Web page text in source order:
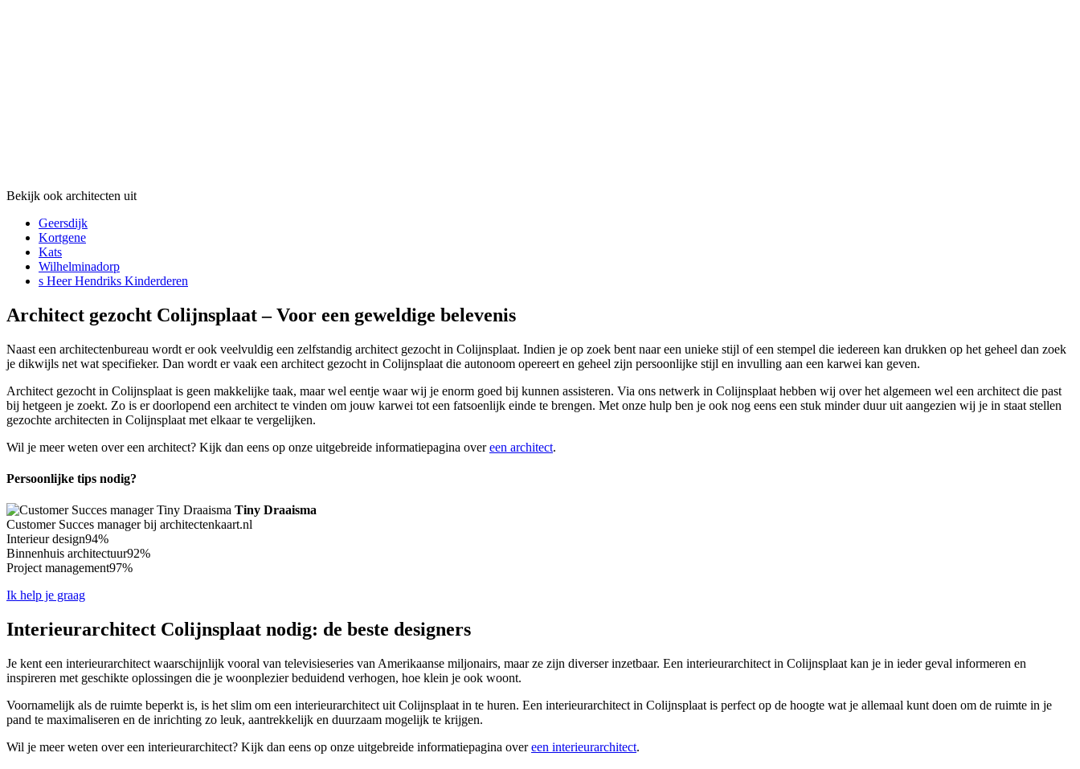
Bekijk ook architecten uit
Geersdijk
Kortgene
Kats
Wilhelminadorp
s Heer Hendriks Kinderderen
Architect gezocht Colijnsplaat – Voor een geweldige belevenis
Naast een architectenbureau wordt er ook veelvuldig een zelfstandig architect gezocht in Colijnsplaat. Indien je op zoek bent naar een unieke stijl of een stempel die iedereen kan drukken op het geheel dan zoek
je dikwijls net wat specifieker. Dan wordt er vaak een architect gezocht in Colijnsplaat die autonoom opereert en geheel zijn persoonlijke stijl en invulling aan een karwei kan geven.
Architect gezocht in Colijnsplaat is geen makkelijke taak, maar wel eentje waar wij je enorm goed bij kunnen assisteren. Via ons netwerk in Colijnsplaat hebben wij over het algemeen wel een architect die past
bij hetgeen je zoekt. Zo is er doorlopend een architect te vinden om jouw karwei tot een fatsoenlijk einde te brengen. Met onze hulp ben je ook nog eens een stuk minder duur uit aangezien wij je in staat stellen
gezochte architecten in Colijnsplaat met elkaar te vergelijken.
Wil je meer weten over een architect? Kijk dan eens op onze uitgebreide informatiepagina overeen architect.
Persoonlijke tips nodig?
Tiny Draaisma
Customer Succes manager bij architectenkaart.nl
Interieur design94%
Binnenhuis architectuur92%
Project management97%
Ik help je graag
Interieurarchitect Colijnsplaat nodig: de beste designers
Je kent een interieurarchitect waarschijnlijk vooral van televisieseries van Amerikaanse miljonairs, maar ze zijn diverser inzetbaar. Een interieurarchitect in Colijnsplaat kan je in ieder geval informeren en
inspireren met geschikte oplossingen die je woonplezier beduidend verhogen, hoe klein je ook woont.
Voornamelijk als de ruimte beperkt is, is het slim om een interieurarchitect uit Colijnsplaat in te huren. Een interieurarchitect in Colijnsplaat is perfect op de hoogte wat je allemaal kunt doen om de ruimte in je
pand te maximaliseren en de inrichting zo leuk, aantrekkelijk en duurzaam mogelijk te krijgen.
Wil je meer weten over een interieurarchitect? Kijk dan eens op onze uitgebreide informatiepagina overeen interieurarchitect.